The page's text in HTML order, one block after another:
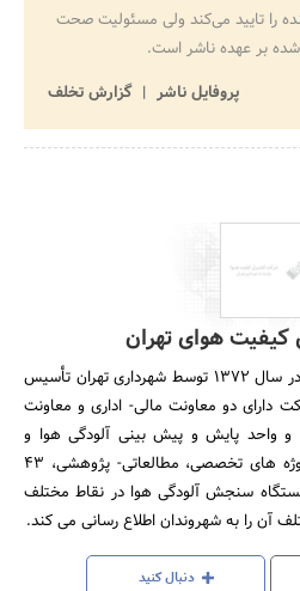
را تایید می‌کند ولی مسئولیت صحت
بر عهده ناشر است.
پروفایل ناشر
گزارش تخلف
هوای تهران
شرکت کنترل کیفیت هوای تهران در سال 1372 توسط شهرداری تهران تأسیس
دو معاونت مالی- اداری و معاونت
و واحد پایش و پیش بینی آلودگی هوا و
صوت). این شرکت ضمن جرای پروژه های تخصصی، مطالعاتی- پژوهشی، 43
اندازه گیری صوت و 21 ایستگاه سنجش آلودگی هوا در نقاط مختلف
آن را به شهروندان اطلاع رسانی می کند.
دنبال کنید